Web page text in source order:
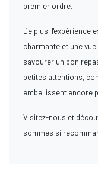
premier ordre.
De plus, l'expérience
charmante et une
savourer un bon
petites attentions,
embellissent encore
Visitez-nous et
sommes si